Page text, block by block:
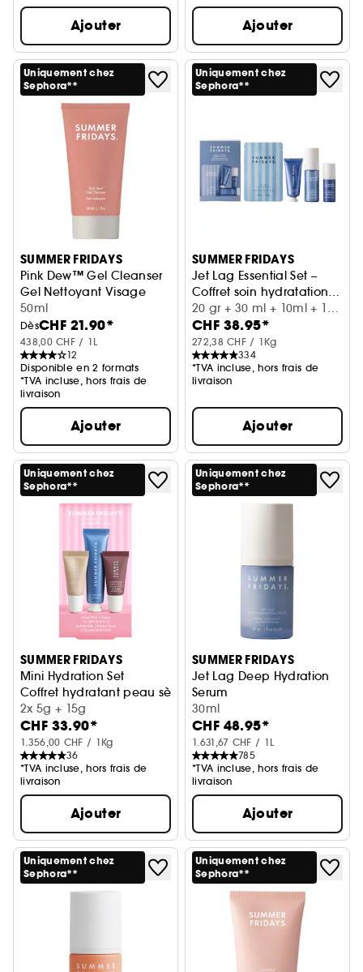
Ajouter Ajouter
Uniquement chez
Sephora**
SUMMER FRIDAYS
Pink Dew™ Gel Cleanser
Gel Nettoyant Visage
50ml
DèsCHF 21.90*
438,00 CHF / 1L
12
Disponible en 2 formats
*TVA incluse, hors frais de
livraison
Ajouter
Uniquement chez
Sephora**
SUMMER FRIDAYS
Jet Lag Essential Set –
Coffret soin hydratation
visage
20 gr + 30 ml + 10ml + 1ml
+ 1P
CHF 38.95*
272,38 CHF / 1Kg
334
*TVA incluse, hors frais de
livraison
Ajouter
Uniquement chez
Sephora**
SUMMER FRIDAYS
Mini Hydration Set
Coffret hydratant peau sèche
2x 5g + 15g
CHF 33.90*
1.356,00 CHF / 1Kg
36
*TVA incluse, hors frais de
livraison
Ajouter
Uniquement chez
Sephora**
SUMMER FRIDAYS
Jet Lag Deep Hydration
Serum
Sérum visage hydratant
30ml
CHF 48.95*
1.631,67 CHF / 1L
785
*TVA incluse, hors frais de
livraison
Ajouter
Uniquement chez
Sephora**
Uniquement chez
Sephora**